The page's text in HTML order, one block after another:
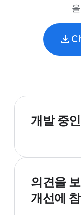
개발 중
의견을
개선에